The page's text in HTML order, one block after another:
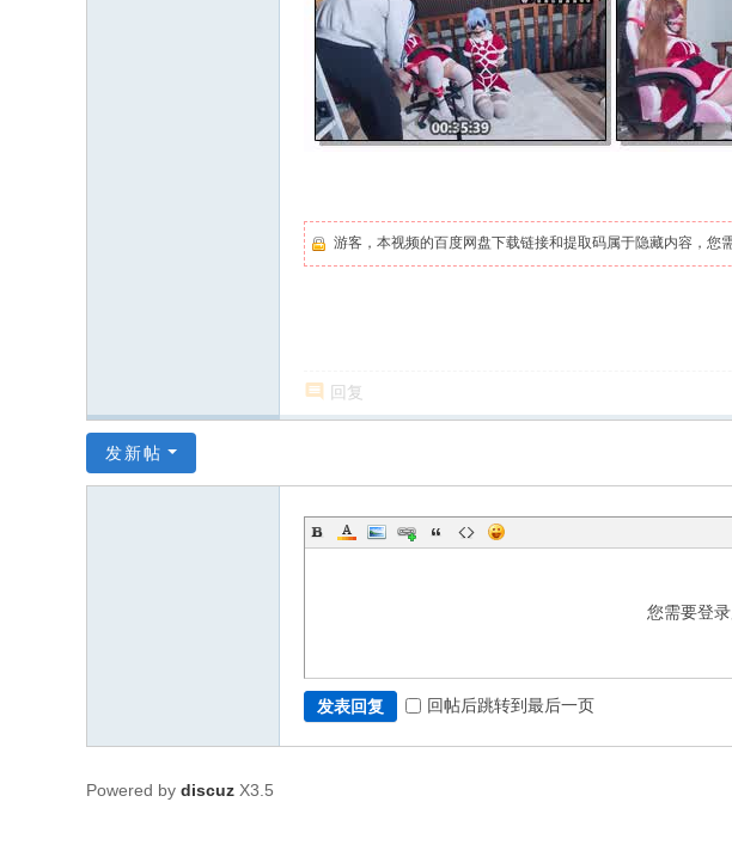
游客，本视频的百度网盘下载链接和提取码属于隐藏内容，您
回复
发新帖
您需要登
发表回复 回帖后跳转到最后一页
Powered by discuz X3.5